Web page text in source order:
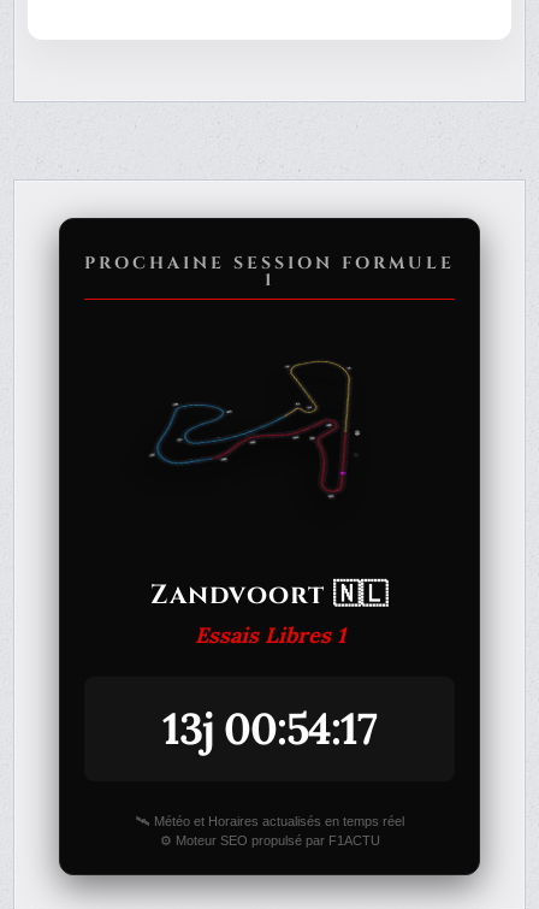
PROCHAINE SESSION FORMULE
1
Zandvoort 🇳🇱
Essais Libres 1
13j 00:54:17
🛰️ Météo et Horaires actualisés en temps réel
⚙️ Moteur SEO propulsé par F1ACTU